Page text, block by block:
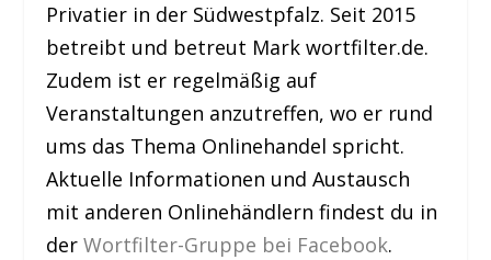
Privatier in der Südwestpfalz. Seit 2015
betreibt und betreut Mark wortfilter.de.
Zudem ist er regelmäßig auf
Veranstaltungen anzutreffen, wo er rund
ums das Thema Onlinehandel spricht.
Aktuelle Informationen und Austausch
mit anderen Onlinehändlern findest du in
derWortfilter-Gruppe bei Facebook.